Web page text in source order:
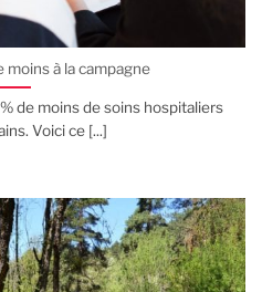
moins à la campagne
de moins de soins hospitaliers
Voici ce [...]